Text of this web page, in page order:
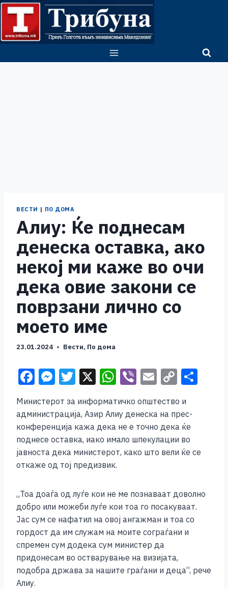
Skip
content
ВЕСТИ | ПО ДОМА
Алиу: Ќе поднесам
денеска оставка, ако
некој ми каже во очи
дека овие закони се
поврзани лично со
моето име
23.01.2024 Вести, По дома
F
c
e
b
o
o
k
M
ss
e
n
g
er
T
wi
tt
er
X W
at
s
A
p
p
Vi
er
E
ai
l
C
p
y
Li
n
Министерот за информатичко општество и
администрација, Азир Алиу денеска на прес-
конференција кажа дека не е точно дека ќе
поднесе оставка, иако имало шпекулации во
јавноста дека министерот, како што вели ќе се
откаже од тој предизвик.
„Тоа доаѓа од луѓе кои не ме познаваат доволно
добро или можеби луѓе кои тоа го посакуваат.
Јас сум се нафатил на овој ангажман и тоа со
гордост да им служам на моите сограѓани и
спремен сум додека сум министер да
придонесам во остварување на визијата,
подобра држава за нашите граѓани и деца“, рече
Алиу.